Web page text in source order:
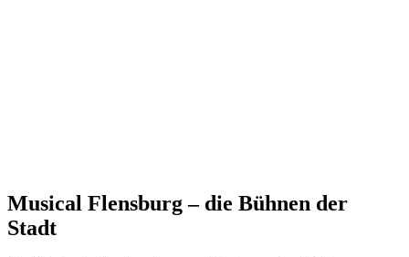
Musical Flensburg – die Bühnen der
Stadt